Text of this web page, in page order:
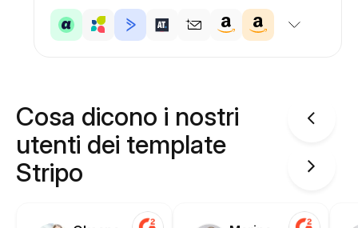
Cosa dicono i nostri
utenti dei template
Stripo